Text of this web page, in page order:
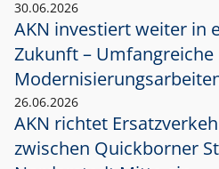
30.06.2026
AKN investiert weiter in
Zukunft – Umfangreiche
26.06.2026
AKN richtet
zwischen Quickborner